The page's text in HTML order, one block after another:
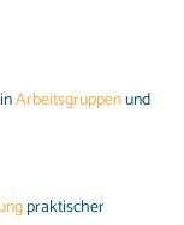
Arbeitsgruppenund
praktischer